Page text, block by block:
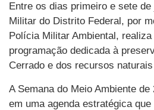
Entre os dias primeiro e sete
Militar do Distrito Federal, por
Polícia Militar Ambiental,
programação dedicada à
Cerrado e dos recursos
A Semana do Meio Ambiente
em uma agenda estratégica